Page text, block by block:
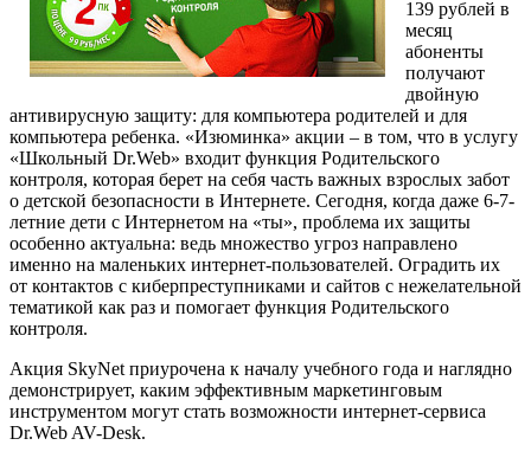
139 рублей в
месяц
абоненты
получают
двойную
антивирусную защиту: для компьютера родителей и для
компьютера ребенка. «Изюминка» акции – в том, что в услугу
«Школьный Dr.Web» входит функция Родительского
контроля, которая берет на себя часть важных взрослых забот
о детской безопасности в Интернете. Сегодня, когда даже 6-7-
летние дети с Интернетом на «ты», проблема их защиты
особенно актуальна: ведь множество угроз направлено
именно на маленьких интернет-пользователей. Оградить их
от контактов с киберпреступниками и сайтов с нежелательной
тематикой как раз и помогает функция Родительского
контроля.
Акция SkyNet приурочена к началу учебного года и наглядно
демонстрирует, каким эффективным маркетинговым
инструментом могут стать возможности интернет-сервиса
Dr.Web AV-Desk.